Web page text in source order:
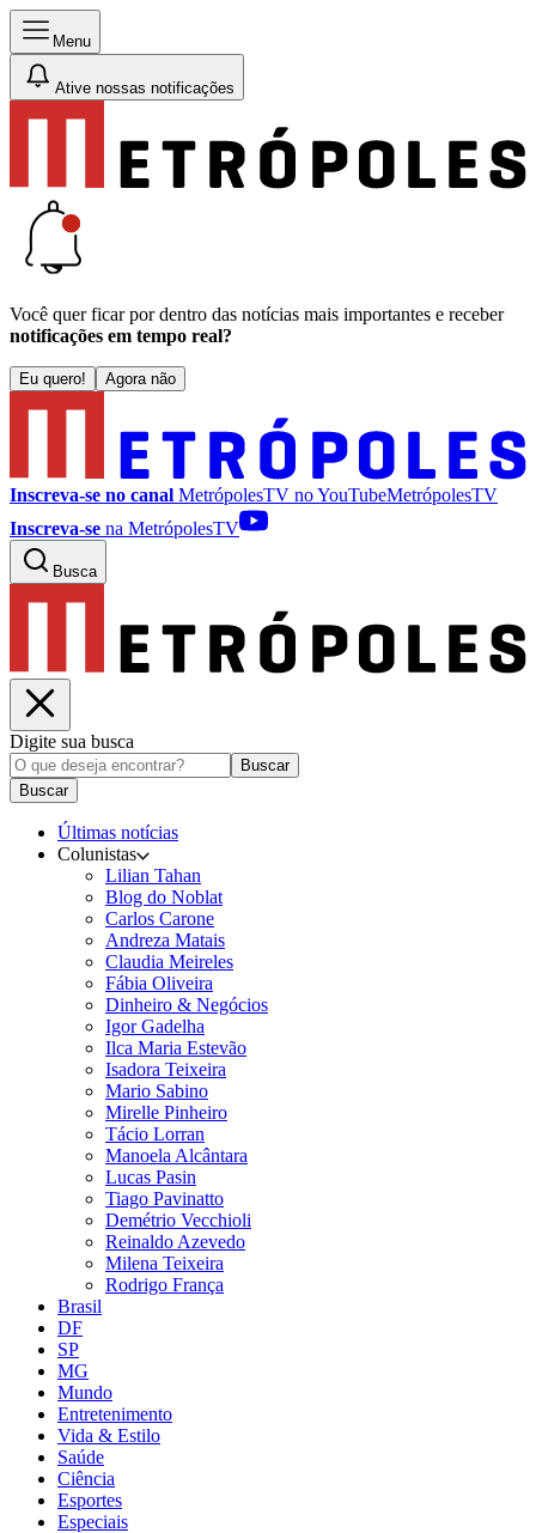
Menu
Ative nossas notificações
Você quer ficar por dentro das notícias mais importantes e receber
notificações em tempo real?
Eu quero! Agora não
Inscreva-se no canal MetrópolesTV noYouTubeMetrópolesTV
Inscreva-se na MetrópolesTV
Busca
Digite sua busca
Buscar
Buscar
Últimas notícias
Colunistas
Lilian Tahan
Blog do Noblat
Carlos Carone
Andreza Matais
Claudia Meireles
Fábia Oliveira
Dinheiro & Negócios
Igor Gadelha
Ilca Maria Estevão
Isadora Teixeira
Mario Sabino
Mirelle Pinheiro
Tácio Lorran
Manoela Alcântara
Lucas Pasin
Tiago Pavinatto
Demétrio Vecchioli
Reinaldo Azevedo
Milena Teixeira
Rodrigo França
Brasil
DF
SP
MG
Mundo
Entretenimento
Vida & Estilo
Saúde
Ciência
Esportes
Especiais